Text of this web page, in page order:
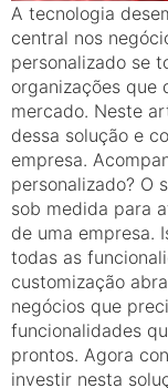
A tecnologia
central nos
personalizado se
organizações que
mercado. Neste
dessa solução e
empresa.
personalizado? O
sob medida para
de uma empresa.
todas as
customização
negócios que
funcionalidades
prontos. Agora
investir nesta